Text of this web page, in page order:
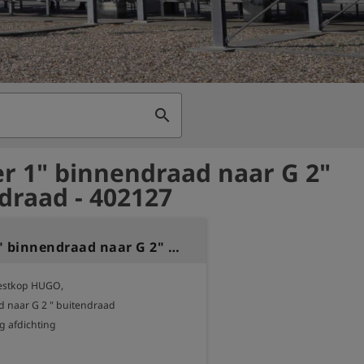
search
1" binnendraad naar G 2"
- 402127
Adapter 1" binnendraad naar G 2" buitendraad
HUGO,
naar G 2 " buitendraad
afdichting